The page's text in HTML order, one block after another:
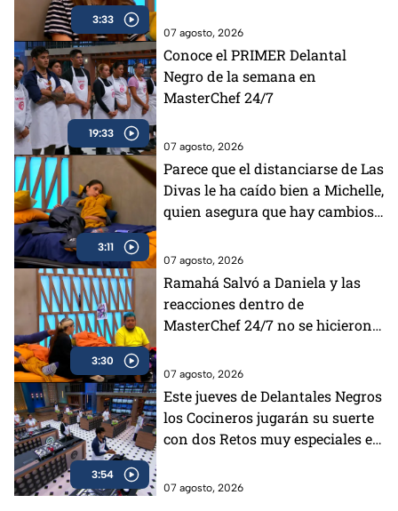
3:33
07 agosto, 2026
19:33
Conoce el PRIMER Delantal
Negro de la semana en
MasterChef 24/7
07 agosto, 2026
3:11
Parece que el distanciarse de Las
Divas le ha caído bien a Michelle,
quien asegura que hay cambios
MasterChef 24/7
07 agosto, 2026
3:30
Ramahá Salvó a Daniela y las
reacciones dentro de
MasterChef 24/7 no se hicieron
07 agosto, 2026
3:54
Este jueves de Delantales Negros
los Cocineros jugarán su suerte
con dos Retos muy especiales en
07 agosto, 2026